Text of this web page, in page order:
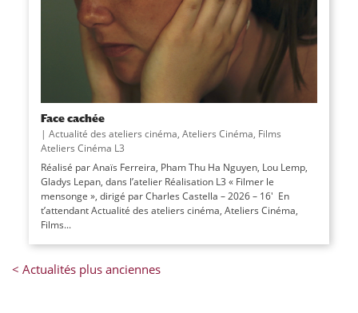
Face cachée
| Actualité des ateliers cinéma, Ateliers Cinéma, Films
Ateliers Cinéma L3
Réalisé par Anaïs Ferreira, Pham Thu Ha Nguyen, Lou Lemp,
Gladys Lepan, dans l’atelier Réalisation L3 « Filmer le
mensonge », dirigé par Charles Castella – 2026 – 16′ En
t’attendant Actualité des ateliers cinéma, Ateliers Cinéma,
Films...